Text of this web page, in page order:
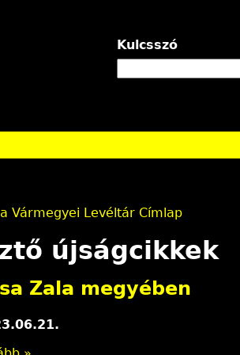
Kulcsszó
Vármegyei Levéltár Címlap
újságcikkek
Zala megyében